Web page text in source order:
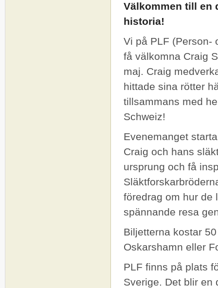
Välkommen till en
historia!
Vi på PLF (Person-
få välkomna Craig
maj. Craig
hittade sina rötter
tillsammans med
Schweiz!
Evenemanget
Craig och hans
ursprung och få
föredrag om hur de
spännande resa
Biljetterna kostar
Oskarshamn eller
PLF finns på plats
Sverige. Det blir en